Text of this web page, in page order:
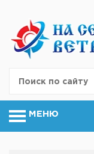
МЕНЮ